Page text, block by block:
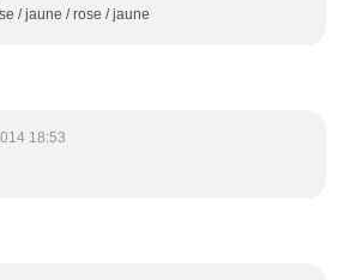
/ jaune / rose / jaune
18:53